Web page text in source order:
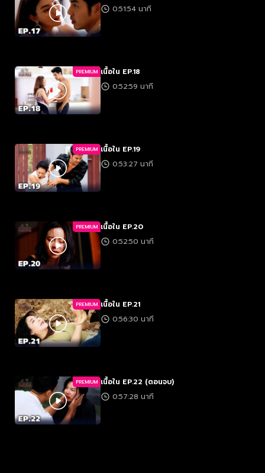
0:51:54 นาที
PREMIUM เนื้อใน EP.18
0:52:59 นาที
PREMIUM เนื้อใน EP.19
0:53:27 นาที
PREMIUM เนื้อใน EP.20
0:52:50 นาที
PREMIUM เนื้อใน EP.21
0:56:30 นาที
PREMIUM เนื้อใน EP.22 (ตอนจบ)
0:57:28 นาที